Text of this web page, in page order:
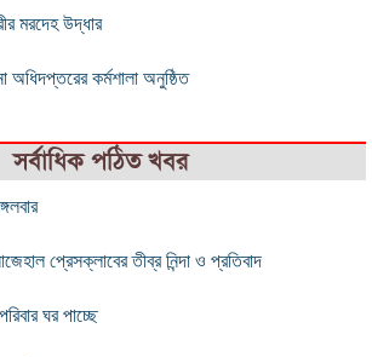
মরদেহ উদ্ধার
অধিদপ্তরের কর্মশালা অনুষ্ঠিত
সর্বাধিক পঠিত খবর
প্রেসক্লাবের তীব্র নিন্দা ও প্রতিবাদ
ঘর পাচ্ছে